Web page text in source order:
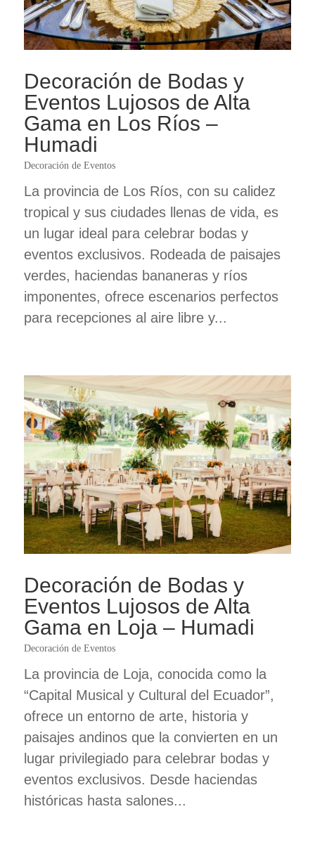
Decoración de Bodas y
Eventos Lujosos de Alta
Gama en Los Ríos –
Humadi
Decoración de Eventos
La provincia de Los Ríos, con su calidez
tropical y sus ciudades llenas de vida, es
un lugar ideal para celebrar bodas y
eventos exclusivos. Rodeada de paisajes
verdes, haciendas bananeras y ríos
imponentes, ofrece escenarios perfectos
para recepciones al aire libre y...
Decoración de Bodas y
Eventos Lujosos de Alta
Gama en Loja – Humadi
Decoración de Eventos
La provincia de Loja, conocida como la
“Capital Musical y Cultural del Ecuador”,
ofrece un entorno de arte, historia y
paisajes andinos que la convierten en un
lugar privilegiado para celebrar bodas y
eventos exclusivos. Desde haciendas
históricas hasta salones...